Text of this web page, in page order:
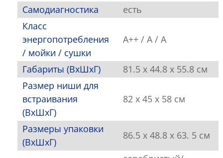
Самодиагностика
есть
Класс
энергопотребления
/ мойки / сушки
А++ / А / А
Габариты (ВхШхГ)
81.5 х 44.8 х 55.8 см
Размер ниши для
встраивания
(ВхШхГ)
82 х 45 х 58 см
Размеры упаковки
(ВхШхГ)
86.5 х 48.8 х 63. 5 см